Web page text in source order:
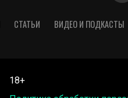
СТАТЬИ ВИДЕО И ПОДКАСТЫ
18+